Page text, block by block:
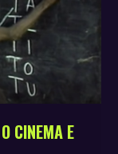
CINEMA E